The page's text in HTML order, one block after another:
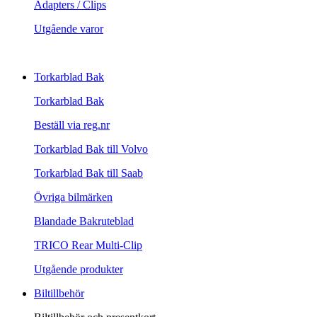
Adapters / Clips
Utgående varor
Torkarblad Bak
Torkarblad Bak
Beställ via reg.nr
Torkarblad Bak till Volvo
Torkarblad Bak till Saab
Övriga bilmärken
Blandade Bakruteblad
TRICO Rear Multi-Clip
Utgående produkter
Biltillbehör